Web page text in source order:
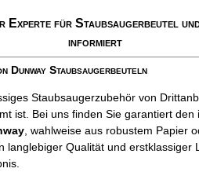
Experte für Staubsaugerbeutel
informiert
Dunway Staubsaugerbeuteln
Staubsaugerzubehör von
ist. Bei uns finden Sie garantiert den
, wahlweise aus robustem Papier
langlebiger Qualität und erstklassiger